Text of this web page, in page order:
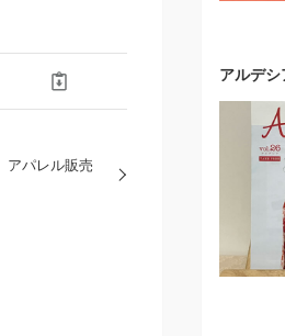
パレル販売
アルデ